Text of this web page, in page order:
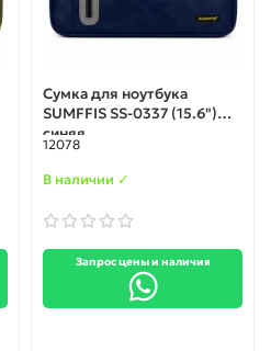
Сумка для ноутбука
SUMFFIS SS-0337 (15.6")
синяя
12078
В наличии ✓
Запрос цены и наличия